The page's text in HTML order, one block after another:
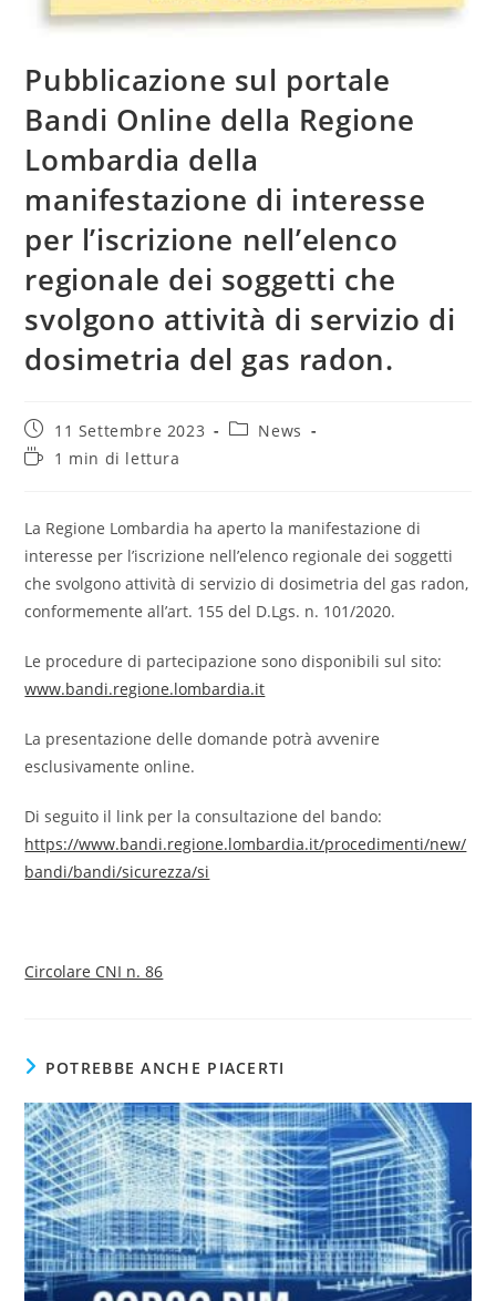
Pubblicazione sul portale
Bandi Online della Regione
Lombardia della
manifestazione di interesse
per l’iscrizione nell’elenco
regionale dei soggetti che
svolgono attività di servizio di
dosimetria del gas radon.
Articolo
pubblicato:
11 Settembre 2023
Categoria
News
Tempo1 min di lettura
La Regione Lombardia ha aperto la manifestazione di
interesse per l’iscrizione nell’elenco regionale dei soggetti
che svolgono attività di servizio di dosimetria del gas radon,
conformemente all’art. 155 del D.Lgs. n. 101/2020.
Le procedure di partecipazione sono disponibili sul sito:
www.bandi.regione.lombardia.it
La presentazione delle domande potrà avvenire
esclusivamente online.
Di seguito il link per la consultazione del bando:
https://www.bandi.regione.lombardia.it/procedimenti/new/
bandi/bandi/sicurezza/si
Circolare CNI n. 86
POTREBBE ANCHE PIACERTI